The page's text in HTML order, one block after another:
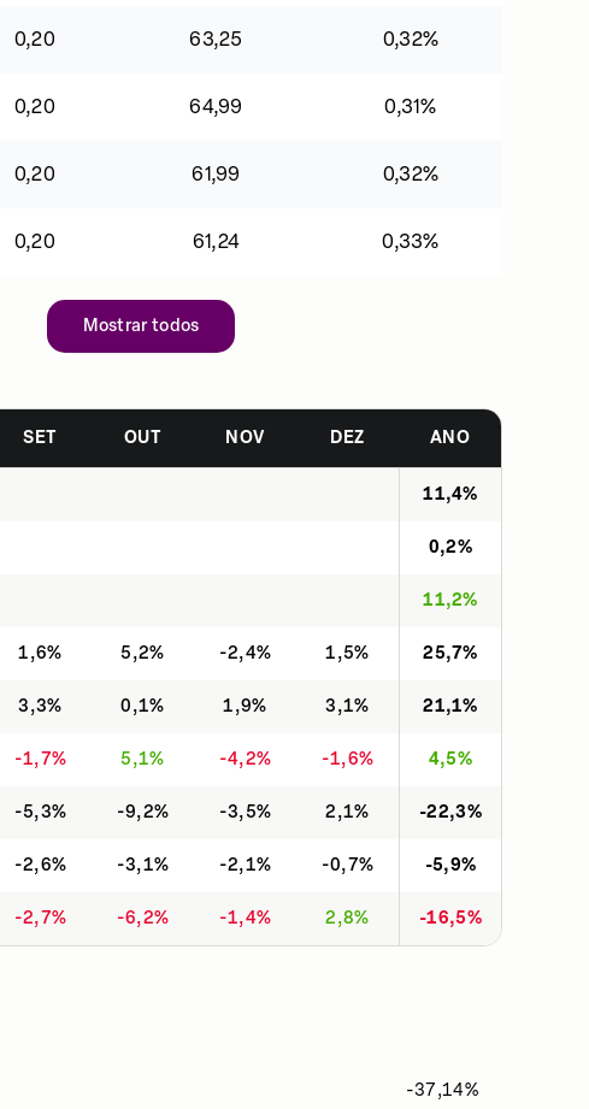
0,20 63,25 0,32%
0,20 64,99 0,31%
0,20 61,99 0,32%
0,20 61,24 0,33%
Mostrar todos
SET OUT NOV DEZ ANO
11,4%
0,2%
11,2%
1,6% 5,2% -2,4% 1,5% 25,7%
3,3% 0,1% 1,9% 3,1% 21,1%
-1,7% 5,1% -4,2% -1,6% 4,5%
-5,3% -9,2% -3,5% 2,1% -22,3%
-2,6% -3,1% -2,1% -0,7% -5,9%
-2,7% -6,2% -1,4% 2,8% -16,5%
-37,14%